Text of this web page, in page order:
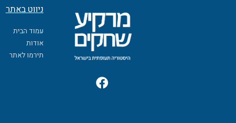
F
a
ניווט באתר
עמוד הבית
אודות
תירמו לאתר